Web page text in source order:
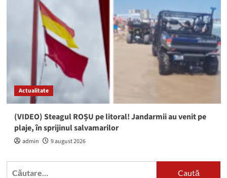
Actualitate
(VIDEO) Steagul ROȘU pe litoral! Jandarmii au venit pe
plaje, în sprijinul salvamarilor
admin 9 august 2026
Caută